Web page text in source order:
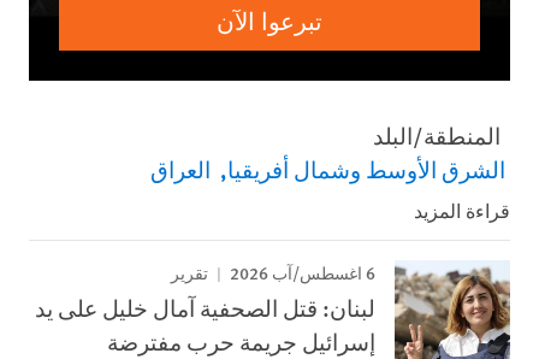
تبرعوا الآن
المنطقة/البلد
الشرق الأوسط وشمال أفريقيا العراق
قراءة المزيد
6 اغسطس/آب 2026 تقرير
لبنان: قتل الصحفية آمال خليل على يد
إسرائيل جريمة حرب مفترضة